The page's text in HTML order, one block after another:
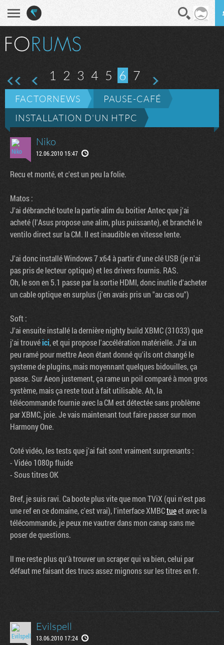
1 2 3 4 5 6 7
FACTORNEWS
PAUSE-CAFÉ
INSTALLATION D'UN HTPC
Niko
12.06.2010 15:47
Recu et monté, et c'est un peu la folie.
Matos :
J'ai débranché toute la partie alim du boitier Antec que j'ai
acheté (l'Asus propose une alim, plus puissante), et branché le
ventilo direct sur la CM. Il est inaudible en vitesse lente.
J'ai donc installé Windows 7 x64 à partir d'une clé USB (je n'ai
pas pris de lecteur optique) et les drivers fournis. RAS.
Oh, le son en 5.1 passe par la sortie HDMI, donc inutile d'acheter
un cable optique en surplus (j'en avais pris un "au cas ou")
Soft :
J'ai ensuite installé la dernière nighty build XBMC (31033) que
j'ai trouvéici, et qui propose l'accélération matérielle. J'ai un
peu ramé pour mettre Aeon étant donné qu'ils ont changé le
systeme de plugins, mais moyennant quelques bidouilles, ça
passe. Sur Aeon justement, ça rame un poil comparé à mon gros
système, mais ça reste tout à fait utilisable. Ah, la
télécommande fournie avec la CM est détectée sans problème
par XBMC, joie. Je vais maintenant tout faire passer sur mon
Harmony One.
Coté vidéo, les tests que j'ai fait sont vraiment surprenants :
- Vidéo 1080p fluide
- Sous titres OK
Bref, je suis ravi. Ca boote plus vite que mon TViX (qui n'est pas
une ref en ce domaine, c'est vrai), l'interface XMBCtueet avec la
télécommande, je peux me vautrer dans mon canap sans me
poser de questions.
Il me reste plus qu'à trouver un scraper qui va bien, celui par
défaut me faisant des trucs assez mignons sur les titres en fr.
Evilspell
13.06.2010 17:24
Tribune